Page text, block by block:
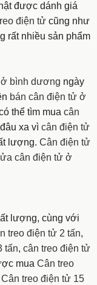
được dánh giá
điện tử cũng như
rất nhiều sản phẩm
bình dương ngày
bán cân điện tử ở
thể tìm mua cân
xa vì cân điện tử
lượng. Cân điện tử
cân điện tử ở
lượng, cùng với
treo điện tử 2 tấn,
tấn, cân treo điện tử
mua Cân treo
Cân treo điện tử 15